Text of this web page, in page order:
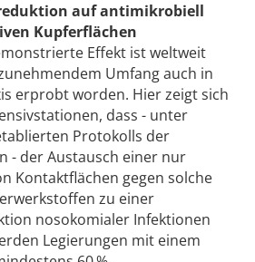
auf antimikrobiell
Kupferflächen
Effekt ist weltweit
Umfang auch in
erprobt worden. Hier zeigt sich
dass - unter
Protokolls der
- der Austausch einer nur
Kontaktflächen gegen solche
zu einer
nosokomialer Infektionen
Legierungen mit einem